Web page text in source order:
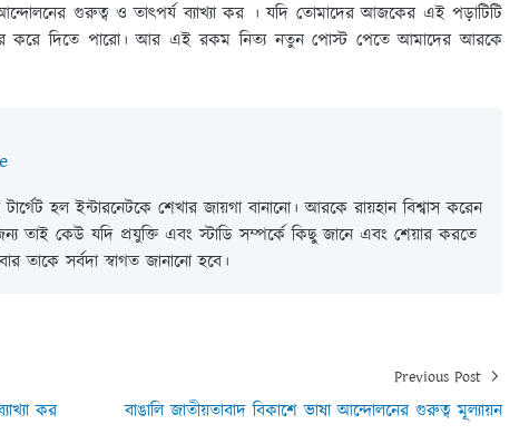
গুরুত্ব ও তাৎপর্য ব্যাখ্যা কর । যদি তোমাদের আজকের এই পড়াটিটি
করে দিতে পারো। আর এই রকম নিত্য নতুন পোস্ট পেতে আমাদের আরকে
হল ইন্টারনেটকে শেখার জায়গা বানানো। আরকে রায়হান বিশ্বাস করেন
তাই কেউ যদি প্রযুক্তি এবং স্টাডি সম্পর্কে কিছু জানে এবং শেয়ার করতে
তাকে সর্বদা স্বাগত জানানো হবে।
কর
Previous Post
বাঙালি জাতীয়তাবাদ বিকাশে ভাষা আন্দোলনের গুরুত্ব মূল্যায়ন